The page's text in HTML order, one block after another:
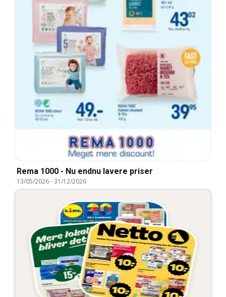
Rema 1000 - Nu endnu lavere priser
13/05/2026-31/12/2026